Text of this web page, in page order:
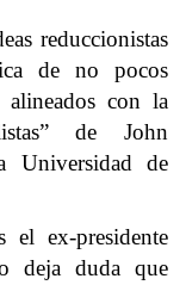
reduccionistas
de no pocos
alineados con la
de John
Universidad de
el ex-presidente
deja duda que